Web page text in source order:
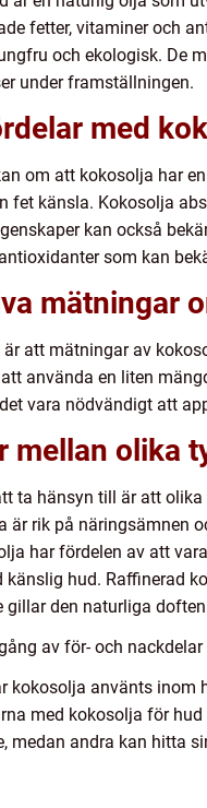
fetter, vitaminer och
och ekologisk. De
under framställningen.
med
om att kokosolja har
fet känsla. Kokosolja
kan också
som kan
mätningar
att mätningar av
använda en liten
vara nödvändigt att
mellan olika
ta hänsyn till är att
är rik på näringsämnen
har fördelen av att
känslig hud. Raffinerad
gillar den naturliga
av för- och
kokosolja använts inom
med kokosolja för
medan andra kan hitta